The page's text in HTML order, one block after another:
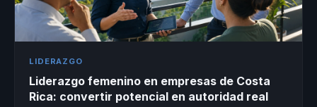
LIDERAZGO
Liderazgo femenino en empresas de Costa
Rica: convertir potencial en autoridad real